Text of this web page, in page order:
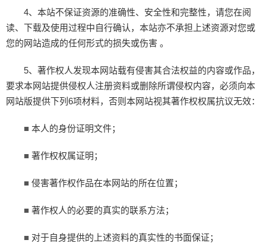
4、本站不保证资源的准确性、安全性和完整性，请您在阅
读、下载及使用过程中自行确认，本站亦不承担上述资源对您或
您的网站造成的任何形式的损失或伤害 。
5、著作权人发现本网站载有侵害其合法权益的内容或作品，
要求本网站提供侵权人注册资料或删除所谓侵权内容，必须向本
网站版提供下列6项材料，否则本网站视其著作权权属抗议无效：
■ 本人的身份证明文件；
■ 著作权权属证明；
■ 侵害著作权作品在本网站的所在位置；
■ 著作权人的必要的真实的联系方法；
■ 对于自身提供的上述资料的真实性的书面保证；